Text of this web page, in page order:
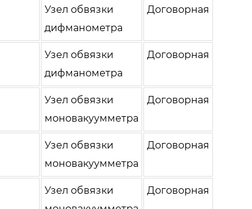
Узел обвязки
дифманометра
Договорная
Узел обвязки
дифманометра
Договорная
Узел обвязки
моновакуумметра
Договорная
Узел обвязки
моновакуумметра
Договорная
Узел обвязки
Договорная